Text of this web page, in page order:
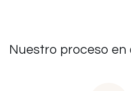
Nuestro proceso